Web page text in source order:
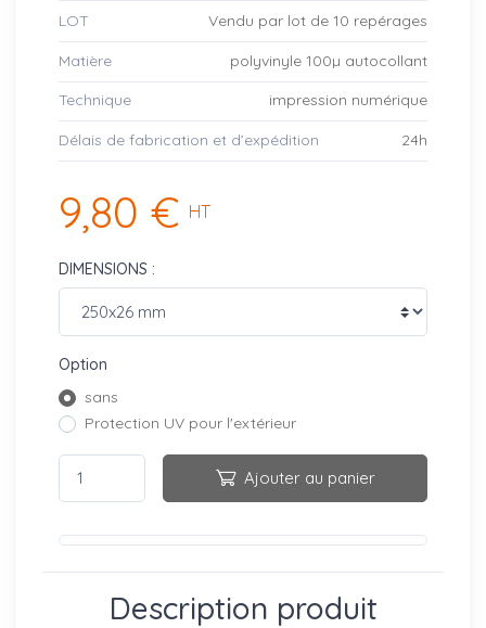
LOT Vendu par lot de 10 repérages
Matière polyvinyle 100µ autocollant
Technique impression numérique
Délais de fabrication et d’expédition 24h
9,80 € HT
DIMENSIONS :
Option
sans
Protection UV pour l'extérieur
Ajouter au panier
Description produit